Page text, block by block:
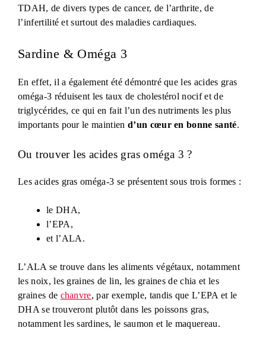
TDAH, de divers types de cancer, de l’arthrite, de
l’infertilité et surtout des maladies cardiaques.
Sardine & Oméga 3
En effet, il a également été démontré que les acides gras
oméga-3 réduisent les taux de cholestérol nocif et de
triglycérides, ce qui en fait l’un des nutriments les plus
importants pour le maintien d’un cœur en bonne santé.
Ou trouver les acides gras oméga 3 ?
Les acides gras oméga-3 se présentent sous trois formes :
le DHA,
l’EPA,
et l’ALA.
L’ALA se trouve dans les aliments végétaux, notamment
les noix, les graines de lin, les graines de chia et les
graines de chanvre, par exemple, tandis que L’EPA et le
DHA se trouveront plutôt dans les poissons gras,
notamment les sardines, le saumon et le maquereau.